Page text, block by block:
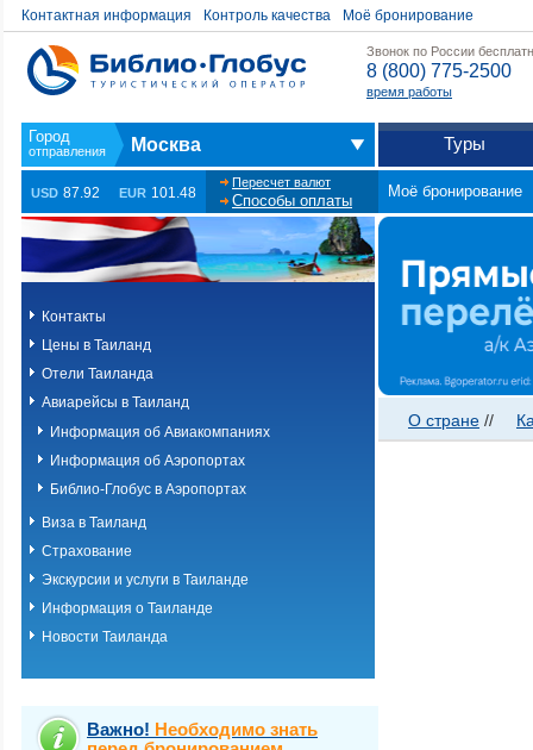
Контактная информация Контроль качества Моё бронирование
Звонок по России
8 (800) 775-2500
время работы
Москва Туры
USD 87.92 EUR 101.48
Пересчет валют
Способы оплаты
Моё бронирование
Контакты
Цены в Таиланд
Отели Таиланда
Авиарейсы в Таиланд
Информация об Авиакомпаниях
Информация об Аэропортах
Библио-Глобус в Аэропортах
Виза в Таиланд
Страхование
Экскурсии и услуги в Таиланде
Информация о Таиланде
Новости Таиланда
Важно! Необходимо знать
О стране //